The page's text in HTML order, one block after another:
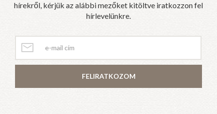
hírekről, kérjük az alábbi mezőket kitöltve iratkozzon fel
hírlevelünkre.
FELIRATKOZOM